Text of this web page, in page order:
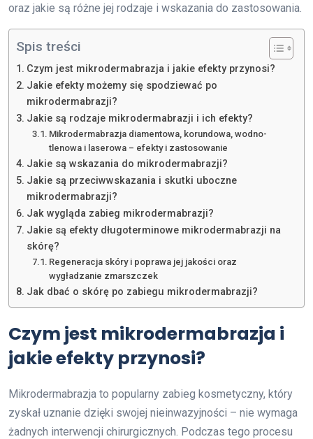
oraz jakie są różne jej rodzaje i wskazania do zastosowania.
Spis treści
Czym jest mikrodermabrazja i jakie efekty przynosi?
Jakie efekty możemy się spodziewać po
mikrodermabrazji?
Jakie są rodzaje mikrodermabrazji i ich efekty?
Mikrodermabrazja diamentowa, korundowa, wodno-
tlenowa i laserowa – efekty i zastosowanie
Jakie są wskazania do mikrodermabrazji?
Jakie są przeciwwskazania i skutki uboczne
mikrodermabrazji?
Jak wygląda zabieg mikrodermabrazji?
Jakie są efekty długoterminowe mikrodermabrazji na
skórę?
Regeneracja skóry i poprawa jej jakości oraz
wygładzanie zmarszczek
Jak dbać o skórę po zabiegu mikrodermabrazji?
Czym jest mikrodermabrazja i
jakie efekty przynosi?
Mikrodermabrazja to popularny zabieg kosmetyczny, który
zyskał uznanie dzięki swojej nieinwazyjności – nie wymaga
żadnych interwencji chirurgicznych. Podczas tego procesu